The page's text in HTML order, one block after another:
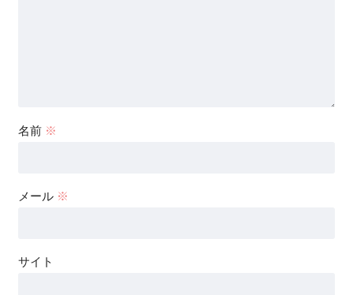
名前 ※
メール ※
サイト